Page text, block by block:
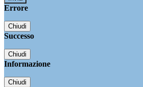
Errore
Chiudi
Successo
Chiudi
Informazione
Chiudi